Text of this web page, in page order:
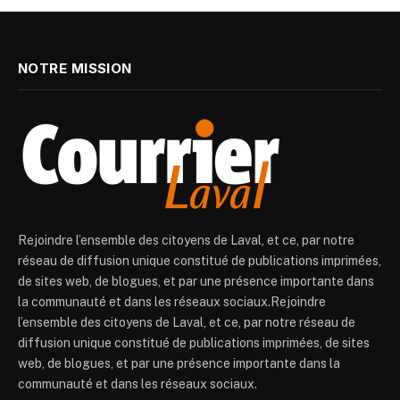
NOTRE MISSION
Rejoindre l’ensemble des citoyens de Laval, et ce, par notre
réseau de diffusion unique constitué de publications imprimées,
de sites web, de blogues, et par une présence importante dans
la communauté et dans les réseaux sociaux.Rejoindre
l’ensemble des citoyens de Laval, et ce, par notre réseau de
diffusion unique constitué de publications imprimées, de sites
web, de blogues, et par une présence importante dans la
communauté et dans les réseaux sociaux.